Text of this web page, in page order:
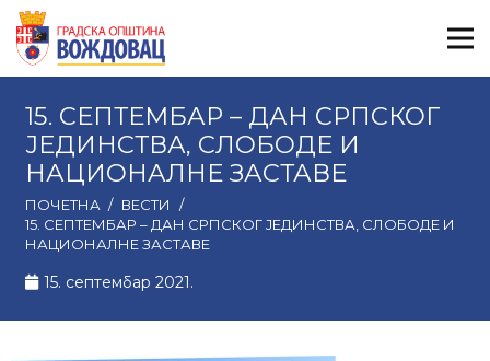
15. СЕПТЕМБАР – ДАН СРПСКОГ
ЈЕДИНСТВА, СЛОБОДЕ И
НАЦИОНАЛНЕ ЗАСТАВЕ
ПОЧЕТНА / ВЕСТИ
/
15. СЕПТЕМБАР – ДАН СРПСКОГ ЈЕДИНСТВА, СЛОБОДЕ И
НАЦИОНАЛНЕ ЗАСТАВЕ
15. септембар 2021.